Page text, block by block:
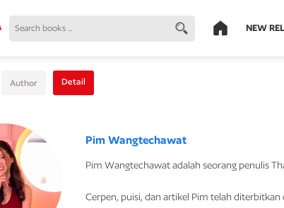
NEW
Author Detail
Pim Wangtechawat
Pim Wangtechawat adalah seorang penulis
Cerpen, puisi, dan artikel Pim telah